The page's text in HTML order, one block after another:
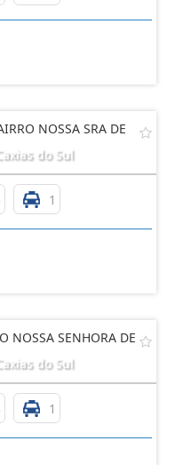
NOSSA SRA DE
do Sul
1
NOSSA SENHORA DE
do Sul
1